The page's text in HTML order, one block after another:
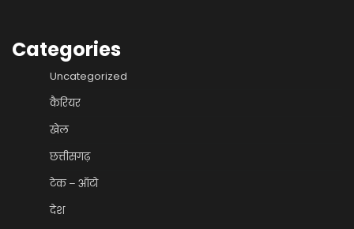
Categories
Uncategorized
कैरियर
खेल
छत्तीसगढ़
टेक – ऑटो
देश